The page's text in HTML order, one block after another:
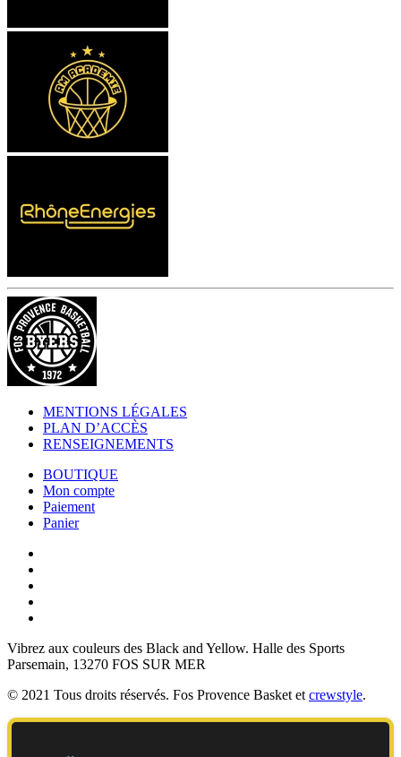
MENTIONS LÉGALES
PLAN D’ACCÈS
RENSEIGNEMENTS
BOUTIQUE
Mon compte
Paiement
Panier
Vibrez aux couleurs des Black and Yellow. Halle des Sports
Parsemain, 13270 FOS SUR MER
© 2021 Tous droits réservés. Fos Provence Basket et crewstyle.